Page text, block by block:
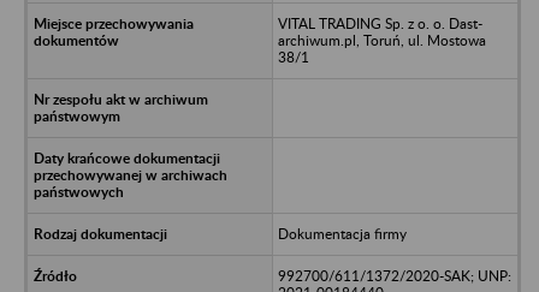
VITAL TRADING Sp. z o. o. Dast-
archiwum.pl, Toruń, ul. Mostowa
38/1
Dokumentacja firmy
992700/611/1372/2020-SAK; UNP: